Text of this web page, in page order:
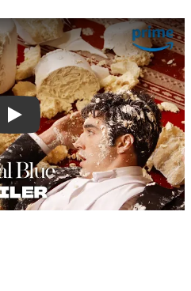
Смотреть трейлер